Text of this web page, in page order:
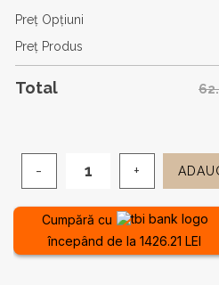
Preţ Opţiuni
Preţ Produs
Total
Cantitate
de
WLA™
Cumpără cu
începând de la 1426.21 LEI